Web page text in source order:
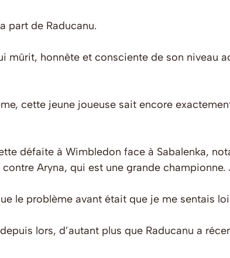
part de Raducanu.
mûrit, honnête et consciente de son niveau
cette jeune joueuse sait encore
défaite à Wimbledon face à Sabalenka,
Aryna, qui est une grande
le problème avant était que je me sentais
lors, d’autant plus que Raducanu a